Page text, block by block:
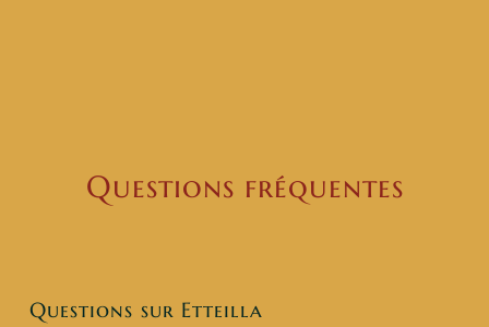
Questions fréquentes
Questions sur Etteilla